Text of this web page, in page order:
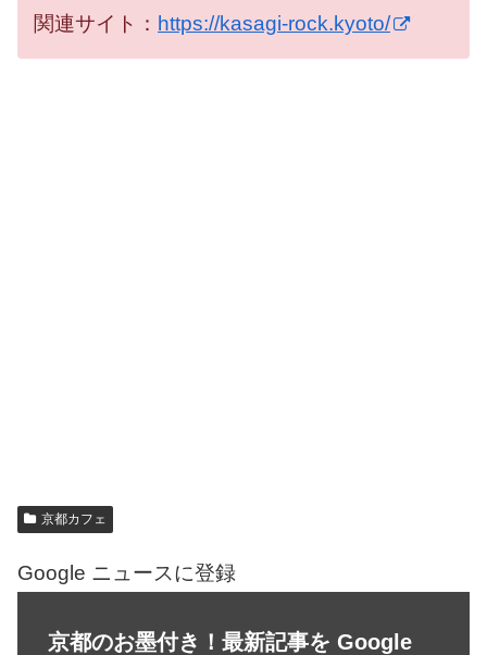
関連サイト： https://kasagi-rock.kyoto/
京都カフェ
Google ニュースに登録
京都のお墨付き！最新記事を Google